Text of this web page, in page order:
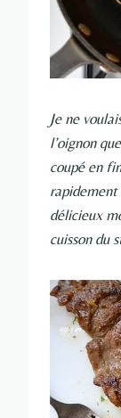
Je ne
l’oignon
coupé en
rapidement
délicieux
cuisson du